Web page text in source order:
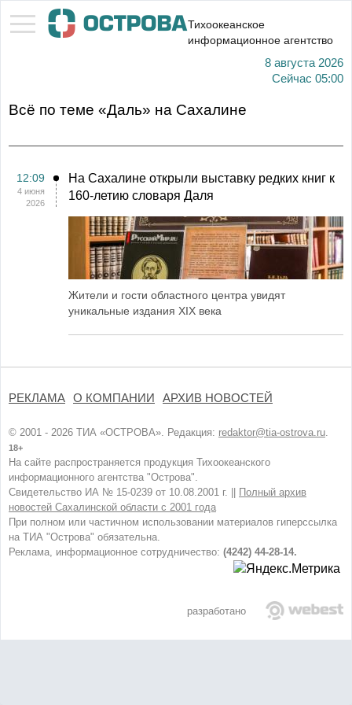
Тихоокеанское
информационное агентство
8 августа 2026
Сейчас 05:00
Всё по теме «Даль» на Сахалине
12:09
4 июня
2026
На Сахалине открыли выставку редких книг к
160-летию словаря Даля
Жители и гости областного центра увидят
уникальные издания XIX века
РЕКЛАМА О КОМПАНИИ АРХИВ НОВОСТЕЙ
© 2001 - 2026 ТИА «ОСТРОВА». Редакция: redaktor@tia-ostrova.ru.
18+
На сайте распространяется продукция Тихоокеанского
информационного агентства "Острова".
Свидетельство ИА № 15-0239 от 10.08.2001 г. ||
Полный архив
новостей Сахалинской области с 2001 года
При полном или частичном использовании материалов гиперссылка
на ТИА "Острова" обязательна.
Реклама, информационное сотрудничество: (4242) 44-28-14.
разработано